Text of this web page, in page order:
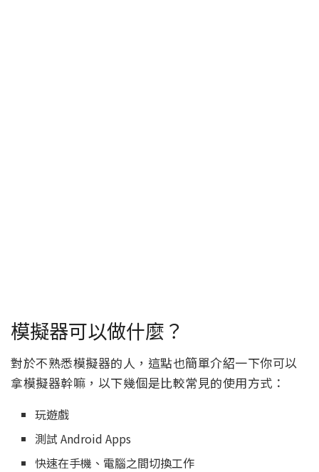
模擬器可以做什麼？
對於不熟悉模擬器的人，這點也簡單介紹一下你可以
拿模擬器幹嘛，以下幾個是比較常見的使用方式：
玩遊戲
測試 Android Apps
快速在手機、電腦之間切換工作